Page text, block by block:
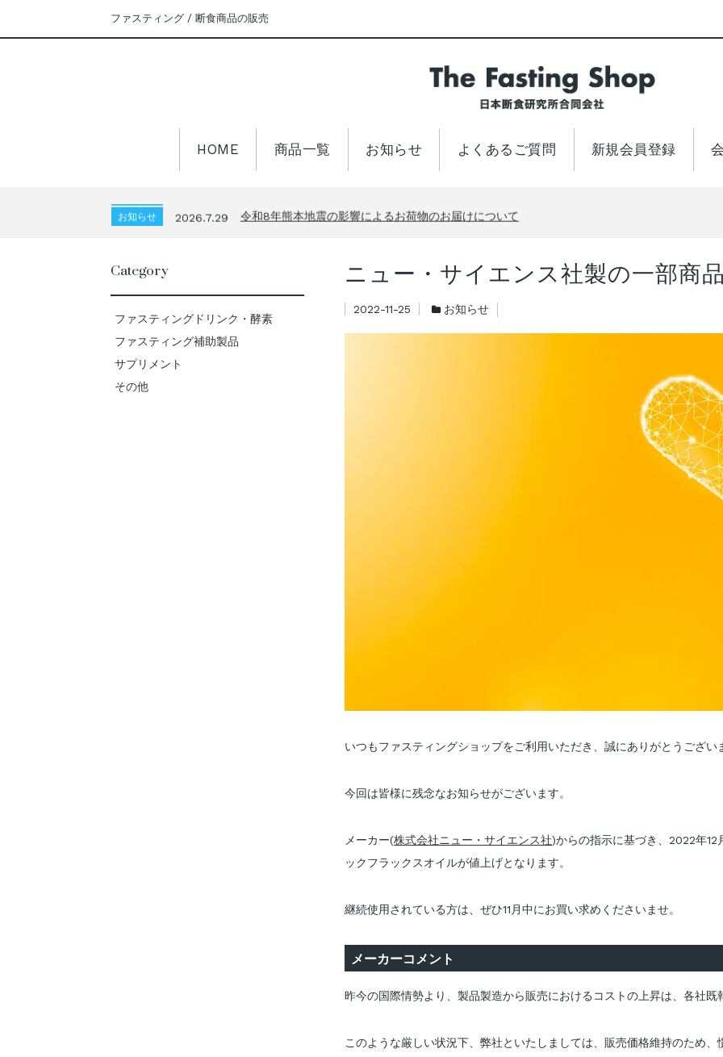
ファスティング / 断食商品の販売
HOME 商品一覧 お知らせ よくあるご質問 新規会員登録
お知らせ 2026.7.29 令和8年熊本地震の影響によるお荷物のお届けについて
お知らせ 夏季休業期間中の発送についてニュー・サイエンス社製の一部商
2022-11-25 お知らせ
いつもファスティングショップをご利用いただき、誠にありがとうござい
今回は皆様に残念なお知らせがございます。
メーカー(株式会社ニュー・サイエンス社)からの指示に基づき、2022年12
ックフラックスオイルが値上げとなります。
継続使用されている方は、ぜひ11月中にお買い求めくださいませ。
メーカーコメント
昨今の国際情勢より、製品製造から販売におけるコストの上昇は、各社既
このような厳しい状況下、弊社といたしましては、販売価格維持のため
Category
ファスティングドリンク・酵素
ファスティング補助製品
サプリメント
その他